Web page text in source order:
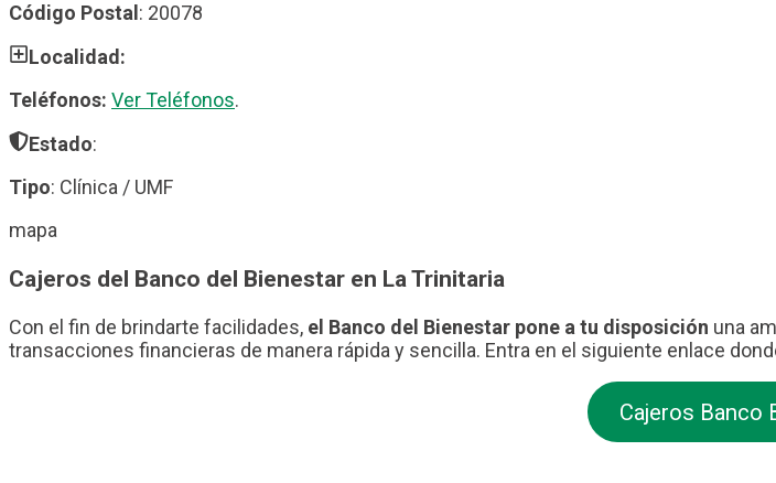
Código Postal : 20078
Localidad:
Teléfonos: Ver Teléfonos.
Estado:
Tipo: Clínica / UMF
mapa
Cajeros del Banco del Bienestar en La Trinitaria
Con el fin de brindarte facilidades, el Banco del Bienestar pone a tu disposición una
transacciones financieras de manera rápida y sencilla. Entra en el siguiente enlace
Cajeros Banco